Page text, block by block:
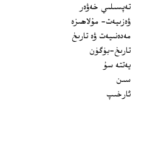
تەپسىلىي خەۋەر
ۋەزىيەت- مۇلاھىزە
مەدەنىيەت ۋە تارىخ
تارىخ-بۈگۈن
يەتتە سۇ
سىن
ئارخىپ